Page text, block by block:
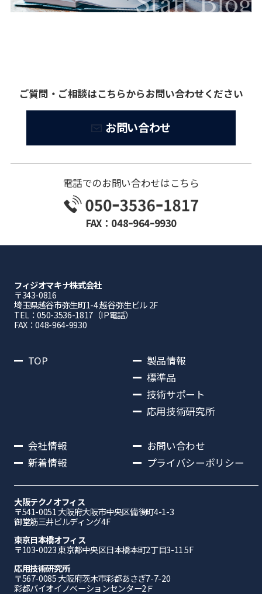
ご質問・ご相談はこちらからお問い合わせください
お問い合わせ
電話でのお問い合わせはこちら
FAX：048ｰ964ｰ9930
フィジオマキナ株式会社
〒343-0816
埼⽟県越⾕市弥⽣町1-4 越⾕弥⽣ビル 2F
TEL：050-3536-1817（IP電話）
FAX：048-964-9930
TOP
製品情報
標準品
技術サポート
応用技術研究所
会社情報
新着情報
お問い合わせ
プライバシーポリシー
大阪テクノオフィス
〒541-0051 ⼤阪府⼤阪市中央区備後町4-1-3
御堂筋三井ビルディング4F
東京日本橋オフィス
〒103-0023 東京都中央区日本橋本町2丁目3-11 5F
応⽤技術研究所
〒567-0085 ⼤阪府茨⽊市彩都あさぎ7-7-20
彩都バイオイノベーションセンター2Ｆ